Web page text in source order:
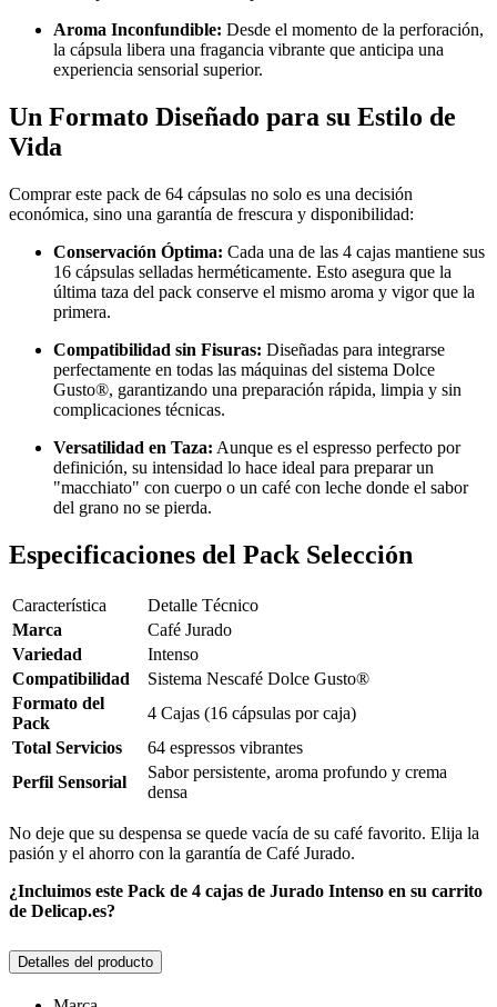
Aroma Inconfundible: Desde el momento de la perforación,
la cápsula libera una fragancia vibrante que anticipa una
experiencia sensorial superior.
Un Formato Diseñado para su Estilo de
Vida
Comprar este pack de 64 cápsulas no solo es una decisión
económica, sino una garantía de frescura y disponibilidad:
Conservación Óptima: Cada una de las 4 cajas mantiene sus
16 cápsulas selladas herméticamente. Esto asegura que la
última taza del pack conserve el mismo aroma y vigor que la
primera.
Compatibilidad sin Fisuras: Diseñadas para integrarse
perfectamente en todas las máquinas del sistema Dolce
Gusto®, garantizando una preparación rápida, limpia y sin
complicaciones técnicas.
Versatilidad en Taza: Aunque es el espresso perfecto por
definición, su intensidad lo hace ideal para preparar un
"macchiato" con cuerpo o un café con leche donde el sabor
del grano no se pierda.
Especificaciones del Pack Selección
Característica
Detalle Técnico
Marca
Café Jurado
Variedad
Intenso
Compatibilidad
Sistema Nescafé Dolce Gusto®
Formato del
Pack
4 Cajas (16 cápsulas por caja)
Total Servicios
64 espressos vibrantes
Perfil Sensorial
Sabor persistente, aroma profundo y crema
densa
No deje que su despensa se quede vacía de su café favorito. Elija la
pasión y el ahorro con la garantía de Café Jurado.
¿Incluimos este Pack de 4 cajas de Jurado Intenso en su carrito
de Delicap.es?
Detalles del producto